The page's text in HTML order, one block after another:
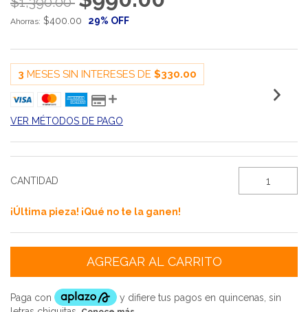
Ahorras: $400.00 29% OFF
3 MESES SIN INTERESES DE $330.00
VER MÉTODOS DE PAGO
CANTIDAD
¡Última pieza! ¡Qué no te la ganen!